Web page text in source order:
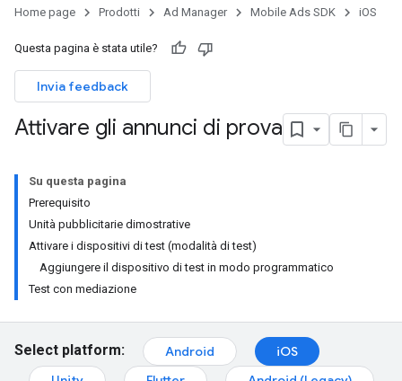
Home page Prodotti Ad Manager Mobile Ads SDK iOS
Questa pagina è stata utile?
Invia feedback
Attivare gli annunci di prova
Su questa pagina
Prerequisito
Unità pubblicitarie dimostrative
Attivare i dispositivi di test (modalità di test)
Aggiungere il dispositivo di test in modo programmatico
Test con mediazione
Select platform: Android
iOS